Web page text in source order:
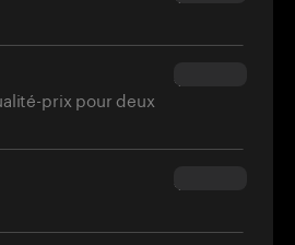
prix pour deux
$34.95
$160.00